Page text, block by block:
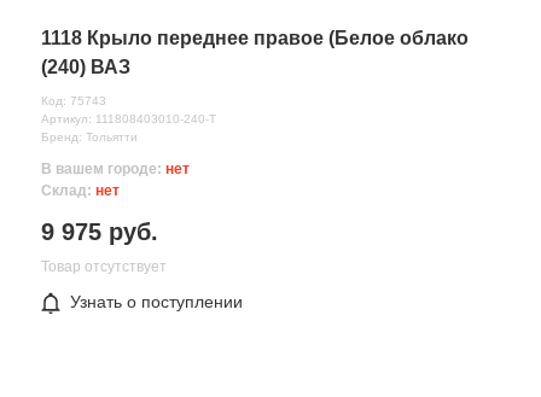
1118 Крыло переднее правое (Белое облако
(240) ВАЗ
Код: 75743
Артикул: 111808403010-240-Т
Бренд: Тольятти
В вашем городе: нет
Склад: нет
9 975 руб.
Товар отсутствует
Узнать о поступлении